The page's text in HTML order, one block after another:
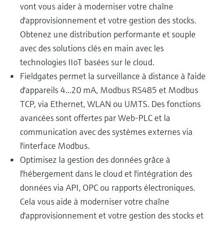
vont vous aider à moderniser votre chaîne
d'approvisionnement et votre gestion des stocks.
Obtenez une distribution performante et souple
avec des solutions clés en main avec les
technologies IIoT basées sur le cloud.
Fieldgates permet la surveillance à distance à l'aide
d'appareils 4...20 mA, Modbus RS485 et Modbus
TCP, via Ethernet, WLAN ou UMTS. Des fonctions
avancées sont offertes par Web-PLC et la
communication avec des systèmes externes via
l'interface Modbus.
Optimisez la gestion des données grâce à
l'hébergement dans le cloud et l'intégration des
données via API, OPC ou rapports électroniques.
Cela vous aide à moderniser votre chaîne
d'approvisionnement et votre gestion des stocks et